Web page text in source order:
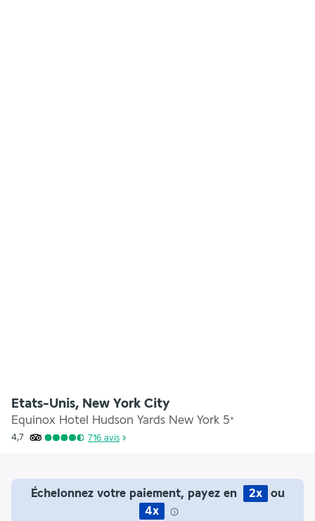
Etats-Unis, New York City
Equinox Hotel Hudson Yards New York 5*
4,7 716 avis
Échelonnez votre paiement, payez en 2x
ou
4x